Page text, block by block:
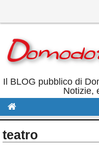
Il BLOG pubblico di
Notizie,
Politica
teatro